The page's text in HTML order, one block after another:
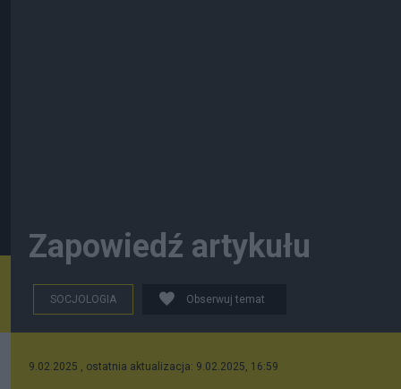
Zapowiedź artykułu
SOCJOLOGIA Obserwuj temat
9.02.2025 , ostatnia aktualizacja: 9.02.2025, 16:59